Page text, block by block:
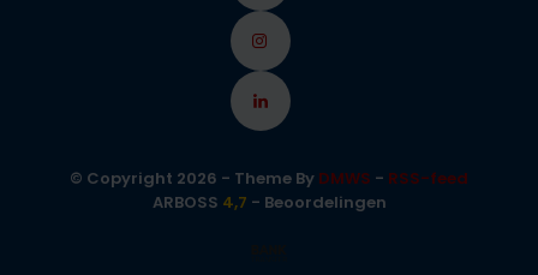
© Copyright 2026 - Theme By DMWS - RSS-feed
ARBOSS 4,7 - Beoordelingen